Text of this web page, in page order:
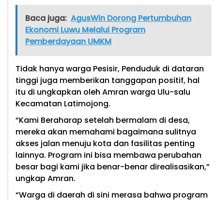
Baca juga: AgusWin Dorong Pertumbuhan
Ekonomi Luwu Melalui Program
Pemberdayaan UMKM
Tidak hanya warga Pesisir, Penduduk di dataran
tinggi juga memberikan tanggapan positif, hal
itu di ungkapkan oleh Amran warga Ulu-salu
Kecamatan Latimojong.
“Kami Beraharap setelah bermalam di desa,
mereka akan memahami bagaimana sulitnya
akses jalan menuju kota dan fasilitas penting
lainnya. Program ini bisa membawa perubahan
besar bagi kami jika benar-benar direalisasikan,”
ungkap Amran.
“Warga di daerah di sini merasa bahwa program